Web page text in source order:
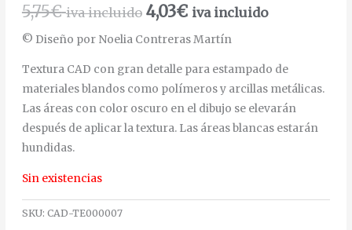
5,75€ iva incluido 4,03€ iva incluido
© Diseño por Noelia Contreras Martín
Textura CAD con gran detalle para estampado de
materiales blandos como polímeros y arcillas metálicas.
Las áreas con color oscuro en el dibujo se elevarán
después de aplicar la textura. Las áreas blancas estarán
hundidas.
Sin existencias
SKU: CAD-TE000007